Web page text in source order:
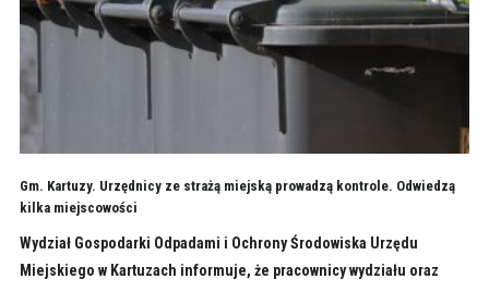
Gm. Kartuzy. Urzędnicy ze strażą miejską prowadzą kontrole. Odwiedzą
kilka miejscowości
Wydział Gospodarki Odpadami i Ochrony Środowiska Urzędu
Miejskiego w Kartuzach informuje, że pracownicy wydziału oraz